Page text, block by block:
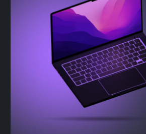
«Лукойл», «Россельхозбанк»,
«АльфаСтрахование», «Лига
Цифровой Экономики», «ДОМ.РФ»,
X5 Group, «Транснефть –
Технологии», «Совкомбанк», Bell
Integrator, Amdocs, Digital Sector,
«Айтеко», «Аник Лаб», Halyk Bank,
«ЕСМ-Консалтинг» и во многих